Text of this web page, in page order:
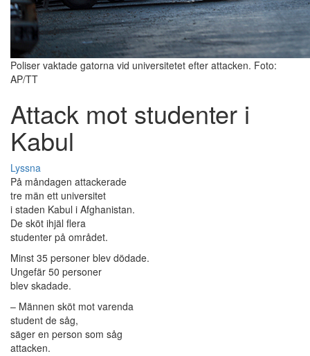
Poliser vaktade gatorna vid universitetet efter attacken. Foto:
AP/TT
Attack mot studenter i
Kabul
Lyssna
På måndagen attackerade
tre män ett universitet
i staden Kabul i Afghanistan.
De sköt ihjäl flera
studenter på området.
Minst 35 personer blev dödade.
Ungefär 50 personer
blev skadade.
– Männen sköt mot varenda
student de såg,
säger en person som såg
attacken.